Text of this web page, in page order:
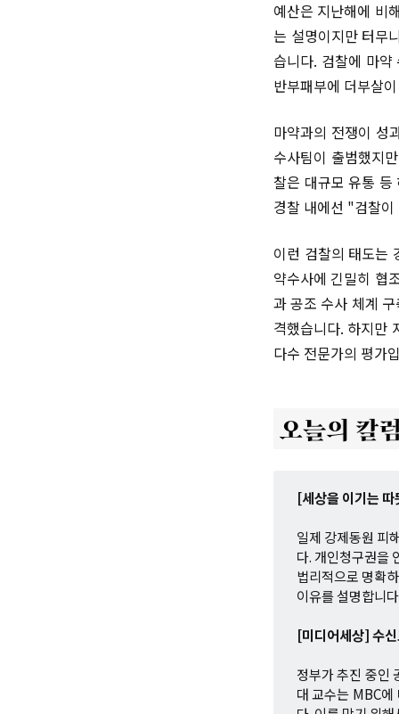
예산은 지난해에 비
는 설명이지만 터무
습니다. 검찰에 마
반부패부에 더부살
마약과의 전쟁이 성
수사팀이 출범했지
찰은 대규모 유통
경찰 내에선 "검찰
이런 검찰의 태도는
약수사에 긴밀히 협
과 공조 수사 체계
격했습니다. 하지만
다수 전문가의 평가
[세상을 이기는
일제 강제동원 피
다. 개인청구권을
법리적으로 명확
이유를 설명합니
[미디어세상] 수
정부가 추진 중인
대 교수는 MBC